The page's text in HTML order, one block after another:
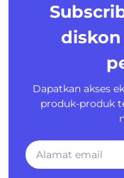
diskon
Dapatkan akses
produk-produk